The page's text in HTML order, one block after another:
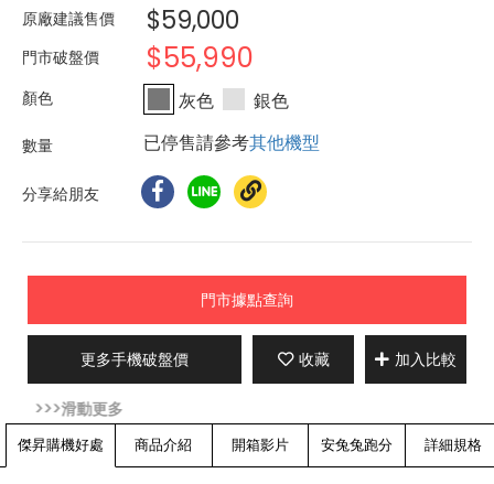
原廠建議售價 $59,000
門市破盤價 $55,990
灰色
銀色
已停售請參考其他機型
分享給朋友
門市據點查詢
更多手機破盤價 收藏 加入比較
傑昇購機好處 商品介紹 開箱影片 安兔兔跑分 詳細規格